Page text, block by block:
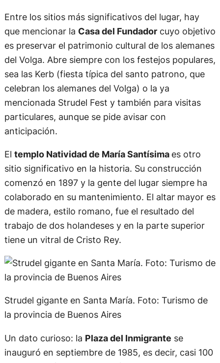
Entre los sitios más significativos del lugar, hay
que mencionar la Casa del Fundadorcuyo objetivo
es preservar el patrimonio cultural de los alemanes
del Volga. Abre siempre con los festejos populares,
sea las Kerb (fiesta típica del santo patrono, que
celebran los alemanes del Volga) o la ya
mencionada Strudel Fest y también para visitas
particulares, aunque se pide avisar con
anticipación.
El templo Natividad de María Santísima es otro
sitio significativo en la historia. Su construcción
comenzó en 1897 y la gente del lugar siempre ha
colaborado en su mantenimiento. El altar mayor es
de madera, estilo romano, fue el resultado del
trabajo de dos holandeses y en la parte superior
tiene un vitral de Cristo Rey.
Strudel gigante en Santa María. Foto: Turismo de
la provincia de Buenos Aires
Un dato curioso: la Plaza del Inmigrante se
inauguró en septiembre de 1985, es decir, casi 100